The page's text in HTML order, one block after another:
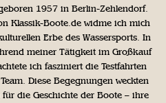
1957 in Berlin-Zehlendorf.
Klassik-Boote.de widme ich mich
Erbe des Wassersports. In
meiner Tätigkeit im Großkauf
ich fasziniert die Testfahrten
Diese Begegnungen weckten
die Geschichte der Boote – ihre